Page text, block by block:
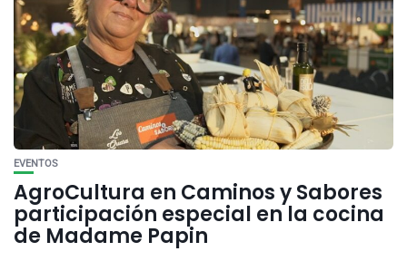
EVENTOS
AgroCultura en Caminos y Sabores
participación especial en la cocina
de Madame Papin